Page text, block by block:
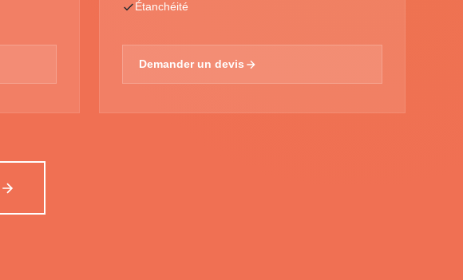
Étanchéité
Demander un devis